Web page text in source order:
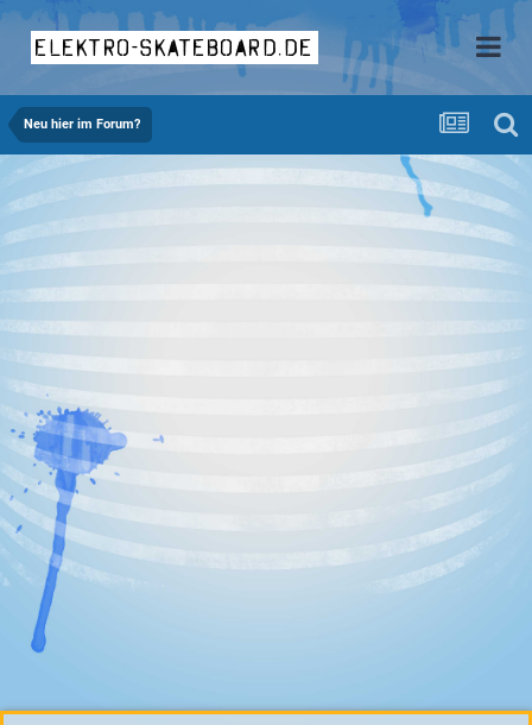
elektro-skateboard.de
Neu hier im Forum?